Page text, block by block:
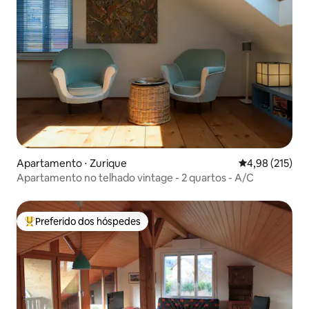
Apartamento ⋅ Zurique 4,98 de uma
4,98 (215)
Apartamento no telhado vintage - 2 quartos - A/C
Entre os melhores preferidos dos hóspedes
Preferido dos hóspedes